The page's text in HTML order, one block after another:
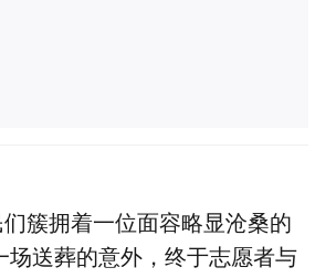
簇拥着一位面容略显沧桑的
场送葬的意外，终于志愿者与